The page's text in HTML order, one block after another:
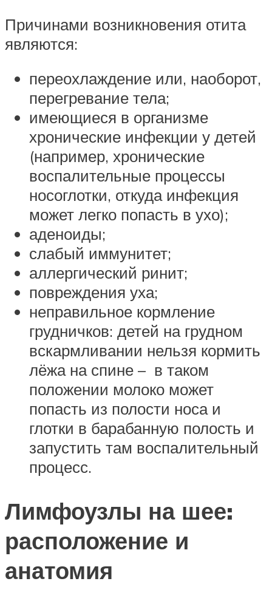
Причинами возникновения отита
являются:
переохлаждение или, наоборот,
перегревание тела;
имеющиеся в организме
хронические инфекции у детей
(например, хронические
воспалительные процессы
носоглотки, откуда инфекция
может легко попасть в ухо);
аденоиды;
слабый иммунитет;
аллергический ринит;
повреждения уха;
неправильное кормление
грудничков: детей на грудном
вскармливании нельзя кормить
лёжа на спине – в таком
положении молоко может
попасть из полости носа и
глотки в барабанную полость и
запустить там воспалительный
процесс.
Лимфоузлы на шее:
расположение и
анатомия